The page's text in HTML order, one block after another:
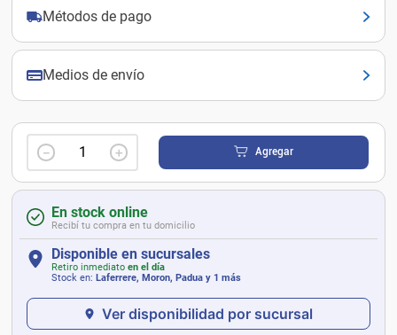
Métodos de pago
Medios de envío
＋
－ Agregar
En stock online
Recibí tu compra en tu domicilio
Disponible en sucursales
Retiro inmediato en el día
Stock en: Laferrere, Moron, Padua y 1 más
Ver disponibilidad por sucursal